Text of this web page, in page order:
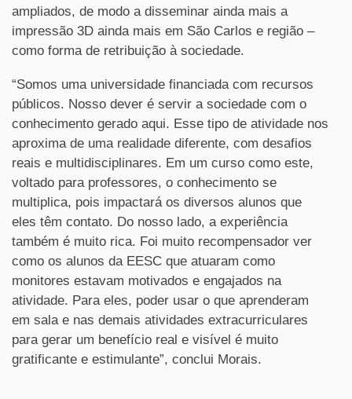
ampliados, de modo a disseminar ainda mais a
impressão 3D ainda mais em São Carlos e região –
como forma de retribuição à sociedade.
“Somos uma universidade financiada com recursos
públicos. Nosso dever é servir a sociedade com o
conhecimento gerado aqui. Esse tipo de atividade nos
aproxima de uma realidade diferente, com desafios
reais e multidisciplinares. Em um curso como este,
voltado para professores, o conhecimento se
multiplica, pois impactará os diversos alunos que
eles têm contato. Do nosso lado, a experiência
também é muito rica. Foi muito recompensador ver
como os alunos da EESC que atuaram como
monitores estavam motivados e engajados na
atividade. Para eles, poder usar o que aprenderam
em sala e nas demais atividades extracurriculares
para gerar um benefício real e visível é muito
gratificante e estimulante”, conclui Morais.